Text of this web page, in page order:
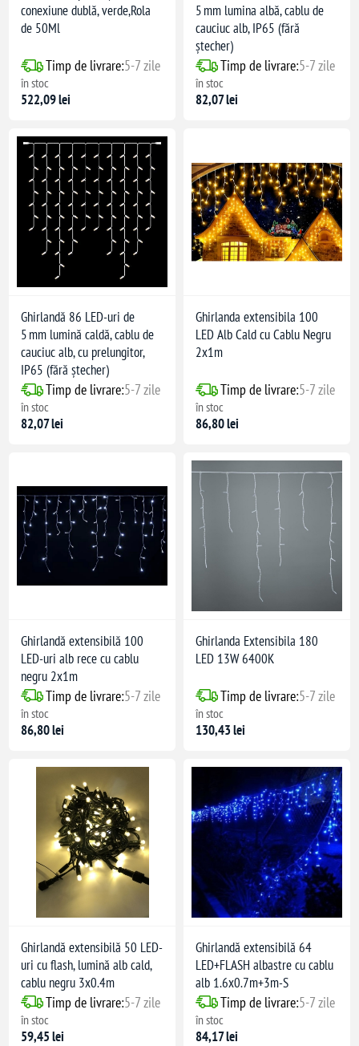
conexiune dublă, verde,Rola
de 50Ml
Timp de livrare:5-7 zile
în stoc
522,09 lei
5 mm lumina albă, cablu de
cauciuc alb, IP65 (fără
ștecher)
Timp de livrare:5-7 zile
în stoc
82,07 lei
Ghirlandă 86 LED-uri de
5 mm lumină caldă, cablu de
cauciuc alb, cu prelungitor,
IP65 (fără ștecher)
Timp de livrare:5-7 zile
în stoc
82,07 lei
Ghirlanda extensibila 100
LED Alb Cald cu Cablu Negru
2x1m
Timp de livrare:5-7 zile
în stoc
86,80 lei
Ghirlandă extensibilă 100
LED-uri alb rece cu cablu
negru 2x1m
Timp de livrare:5-7 zile
în stoc
86,80 lei
Ghirlanda Extensibila 180
LED 13W 6400K
Timp de livrare:5-7 zile
în stoc
130,43 lei
Ghirlandă extensibilă 50 LED-
uri cu flash, lumină alb cald,
cablu negru 3x0.4m
Timp de livrare:5-7 zile
în stoc
59,45 lei
Ghirlandă extensibilă 64
LED+FLASH albastre cu cablu
alb 1.6x0.7m+3m-S
Timp de livrare:5-7 zile
în stoc
84,17 lei